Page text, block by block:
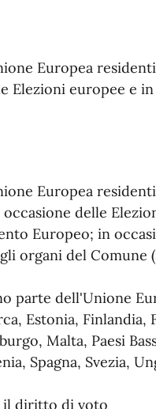
Europea
Elezioni europee e
Europea
delle
Europeo; in
organi del Comune
parte dell'Unione
Estonia,
Malta, Paesi
Spagna, Svezia,
il diritto di voto